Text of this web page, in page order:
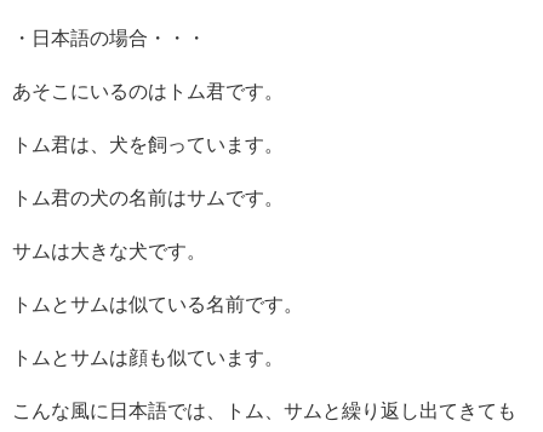
・日本語の場合・・・
あそこにいるのはトム君です。
トム君は、犬を飼っています。
トム君の犬の名前はサムです。
サムは大きな犬です。
トムとサムは似ている名前です。
トムとサムは顔も似ています。
こんな風に日本語では、トム、サムと繰り返し出てきても